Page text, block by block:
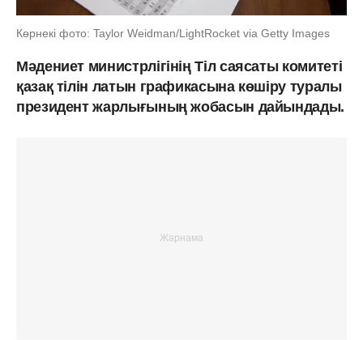
Көрнекі фото: Taylor Weidman/LightRocket via Getty Images
Мәдениет министрлігінің Тіл саясаты комитеті
қазақ тілін латын графикасына көшіру туралы
президент жарлығының жобасын дайындады.